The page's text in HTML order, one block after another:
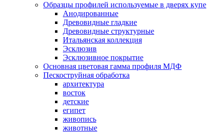
Образцы профилей используемые в дверях купе
Анодированные
Древовидные гладкие
Древовидные структурные
Итальянская коллекция
Эсклюзив
Эсклюзивное покрытие
Основная цветовая гамма профиля МДФ
Пескоструйная обработка
архитектура
восток
детские
египет
живопись
животные